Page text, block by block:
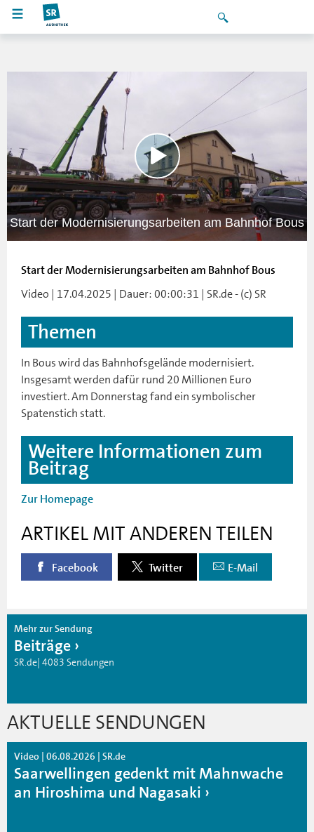
Start der Modernisierungsarbeiten am Bahnhof Bous
Start der Modernisierungsarbeiten am Bahnhof Bous
Video | 17.04.2025 | Dauer: 00:00:31 | SR.de - (c) SR
Themen
In Bous wird das Bahnhofsgelände modernisiert.
Insgesamt werden dafür rund 20 Millionen Euro
investiert. Am Donnerstag fand ein symbolischer
Spatenstich statt.
Weitere Informationen zum
Beitrag
Zur Homepage
ARTIKEL MIT ANDEREN TEILEN
Facebook Twitter E-Mail
Mehr zur Sendung
Beiträge
SR.de| 4083 Sendungen
AKTUELLE SENDUNGEN
Video | 06.08.2026 | SR.de
Saarwellingen gedenkt mit Mahnwache
an Hiroshima und Nagasaki